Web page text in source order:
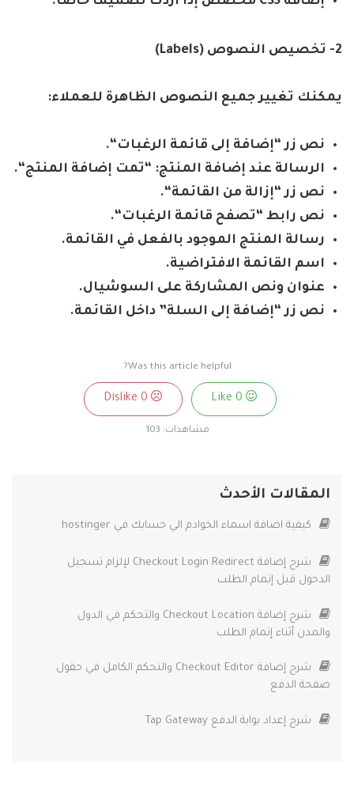
2- تخصيص النصوص (Labels)
يمكنك تغيير جميع النصوص الظاهرة للعملاء:
نص زر “إضافة إلى قائمة الرغبات“.
الرسالة عند إضافة المنتج: “تمت إضافة المنتج“.
نص زر “إزالة من القائمة“.
نص رابط “تصفح قائمة الرغبات“.
رسالة المنتج الموجود بالفعل في القائمة.
اسم القائمة الافتراضية.
عنوان ونص المشاركة على السوشيال.
نص زر “إضافة إلى السلة” داخل القائمة.
Was this article helpful?
0
Dislike
0
مشاهدات: 103
المقالات الأحدث
كيفية اضافة اسماء الخوادم الي حسابك في hostinger
شرح إضافة Checkout Login Redirect لإلزام تسجيل
الدخول قبل إتمام الطلب
شرح إضافة Checkout Location والتحكم في الدول
والمدن أثناء إتمام الطلب
شرح إضافة Checkout Editor والتحكم الكامل في حقول
صفحة الدفع
شرح إعداد بوابة الدفع Tap Gateway